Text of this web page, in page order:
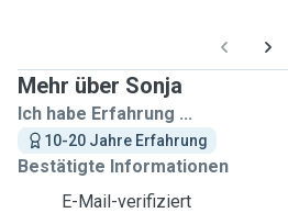
Mehr über Sonja
Ich habe Erfahrung ...
10-20 Jahre Erfahrung
Bestätigte Informationen
E-Mail-verifiziert